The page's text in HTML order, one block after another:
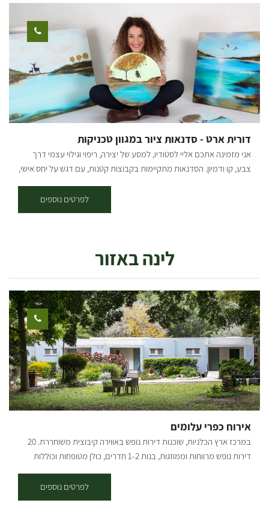
רחב של סדנאות המשלבות טכניקות מסורתיות עם טאץ' מודרני: חוויית
יצירה אותנטית בחיק הטבע: צאו איתנו למסע יצירתי בשדות ובין עצי היער,
שם נאסף יחד חומרי גלם טבעיים ונעבוד אותם לכלים ויצירות ישירות
בשטח. פיסול בחימר: עבודה תרפויטית ומרגיעה עם חומר הגלם הכי קדום
שיש. מגע ישיר, יצירות מיוחדות מלאות אופי ומרשימות. יציקות גבס: ללמוד
את סוד התבניות, לשחק עם אלמנטים מהיער והצומח וליצור תמונה
שמנציחה את הביקור בטבע בקו נקי וטבעי. פיסול בחוטי ברזל: "ציור
בתלת-ממד". יצירת אובייקטים עדינים המשלבים טבע ופיסול. הסדנה
מאמינים שחוויה טובה מתחילה בהקשבה, ולכן אנחנו מזמינים אתכם לדבר
איתנו ולהתאים את הסדנא לחלומות שלכם: סדנאות זוגיות אינטימיות
ורומנטיות. ימי גיבוש לצוותים שרוצים לצאת מהקופסה. חגיגות משפחתיות
רב-דוריות סבתא, אמא ונכדה סביב שולחן אחד. אפשרות לתיאום סדנאות
דורית ארט - סדנאות ציור במגוון טכניקות
אני מזמינה אתכם אליי לסטודיו, למסע של יצירה, ריפוי וגילוי עצמי דרך
צבע, קו ודמיון. הסדנאות מתקיימות בקבוצות קטנות, עם דגש על יחס אישי,
באומנות שמתמחה בחיזוק חוסן נפשי, אני משלבת בכל מפגש כלים מעולם
התרפיה והמודעות, ומאפשרת לכל משתתף להתחבר פנימה, לשחרר ולתת
לפרטים נוספים
לינה באזור
אירוח כפרי עלומים
במרכז ארץ הכלניות, שוכנות דירות נופש באווירה קיבוצית משוחררת. 20
דירות נופש מרווחות וממוזגות, בנות 1-2 חדרים, כולן מטופחות וכוללות
ומוקפות בנוי מיוחד ומטופח, מדשאות, פרחים ופינות חמד רבות. ארוחות
בכשרות מהודרת מוגשות בחדר האוכל בקיבוץ. האירוח מתאים לקהל דתי,
לפרטים נוספים